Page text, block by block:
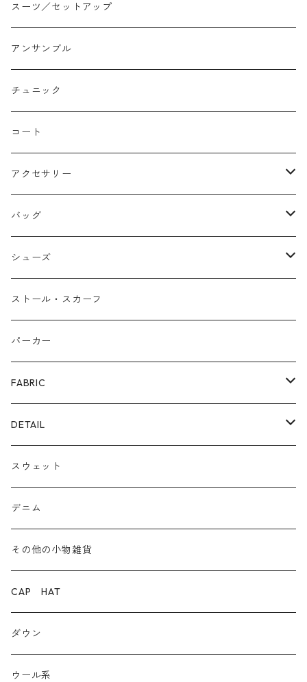
イージーパンツ/履き込み
コクーン/バレル/カーブ
ストレート
プリント柄
チェック
リバーシブル
バルーン
ノースリーブ
ジャンスカ
サロペット オールインワン
スーツ／セットアップ
アンサンブル
チュニック
コート
アクセサリー
ネックレス
バングル
ピアス/イヤリング
リング
バッグ
本革
布帛
カゴ
ファー
ECOレザー/ファー/ムートン
シューズ
サンダル/ミュール
スニーカー/カジュアルシューズ
パンプス/綺麗めシューズ
ブーツ
ストール・スカーフ
パーカー
FABRIC
裏毛スウェット
爆暖フリース裏起毛
ボア
デニム
ダウン
ダンガリー
ウール系
DETAIL
ロゴ
前後２WAY
スウェット
デニム
その他の小物雑貨
CAP HAT
ダウン
ウール系